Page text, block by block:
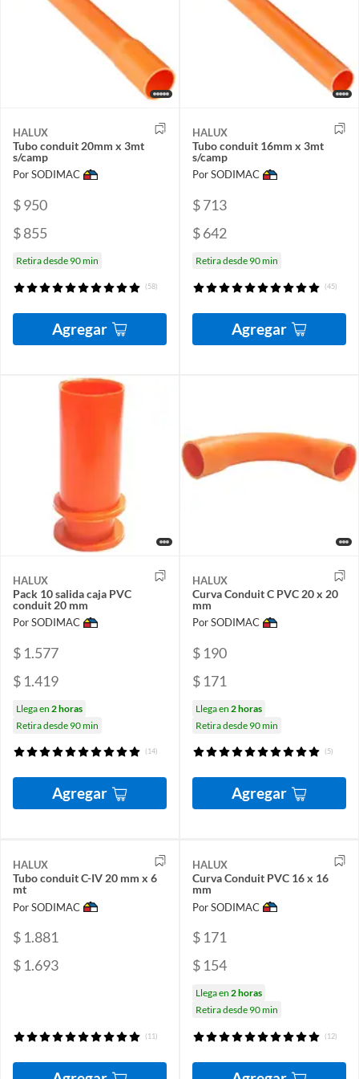
HALUX
Tubo conduit 20mm x 3mt
s/camp
Por SODIMAC
$ 950
$ 855
Retira desde 90 min
(58)
Agregar
HALUX
Tubo conduit 16mm x 3mt
s/camp
Por SODIMAC
$ 713
$ 642
Retira desde 90 min
(45)
Agregar
HALUX
Pack 10 salida caja PVC
conduit 20 mm
Por SODIMAC
$ 1.577
$ 1.419
Llega en 2 horas
Retira desde 90 min
(14)
Agregar
HALUX
Curva Conduit C PVC 20 x 20
mm
Por SODIMAC
$ 190
$ 171
Llega en 2 horas
Retira desde 90 min
(5)
Agregar
HALUX
Tubo conduit C-IV 20 mm x 6
mt
Por SODIMAC
$ 1.881
$ 1.693
(11)
HALUX
Curva Conduit PVC 16 x 16
mm
Por SODIMAC
$ 171
$ 154
Llega en 2 horas
Retira desde 90 min
(12)